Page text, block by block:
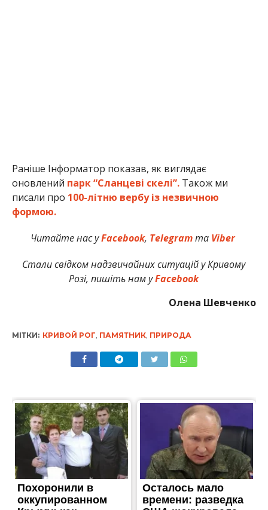
Раніше Інформатор показав, як виглядає
оновлений парк “Сланцеві скелі”.Також ми
писали про 100-літню вербу із незвичною
формою.
Читайте нас уFacebook, Telegramта Viber
Стали свідком надзвичайних ситуацій у Кривому
Розі, пишіть нам уFacebook
Олена Шевченко
МІТКИ: КРИВОЙ РОГ, ПАМЯТНИК, ПРИРОДА